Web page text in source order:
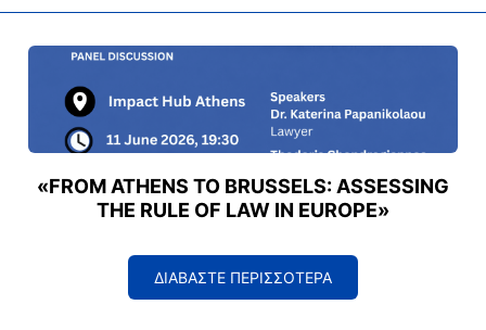
«FROM ATHENS TO BRUSSELS: ASSESSING
THE RULE OF LAW IN EUROPE»
ΔΙΑΒΑΣΤΕ ΠΕΡΙΣΣΟΤΕΡΑ